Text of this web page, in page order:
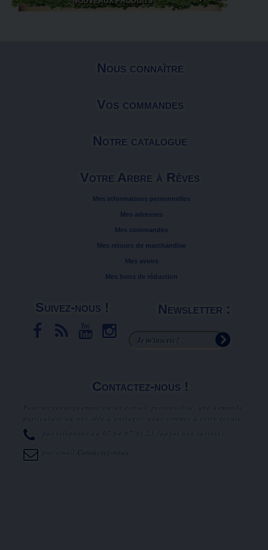
Nous connaître
Vos commandes
Notre catalogue
Votre Arbre à Rêves
Mes informations personnelles
Mes adresses
Mes commandes
Mes retours de marchandise
Mes avoirs
Mes bons de réduction
Suivez-nous ! Newsletter :
Contactez-nous !
Pour un renseignement ou un conseil personnalisé, une demande
particulière ou une idée à partager, nous sommes à votre écoute.
par téléphone au
07.64.07.81.25 (appel non surtaxé).
par email Contactez-nous